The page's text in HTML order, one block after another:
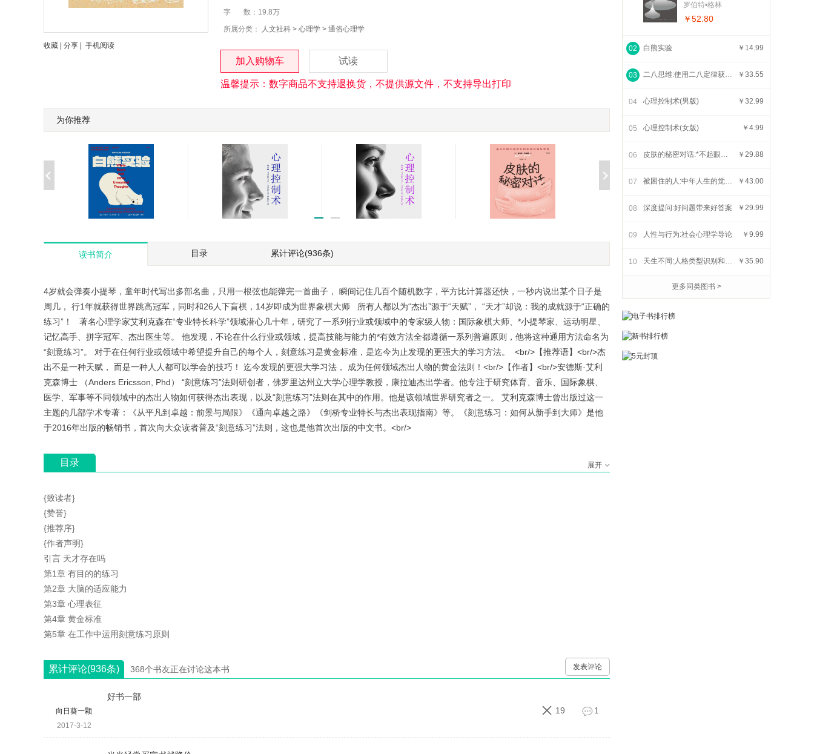
收藏 分享 手机阅读
字 数：19.8万
所属分类：
人文社科 > 心理学 > 通俗心理学
加入购物车 试读
温馨提示：数字商品不支持退换货，不提供源文件，不支持导出打印
为你推荐
白熊实验
的感官如何影响健康与幸
醒与重启
案
读书简介 目录 累计评论(936条)
4岁就会弹奏小提琴，童年时代写出多部名曲，只用一根弦也能弹完一首曲子， 瞬间记住几百个随机数字，平方比计算器还快，一秒内说出某个日子是
周几， 行1年就获得世界跳高冠军，同时和26人下盲棋，14岁即成为世界象棋大师 所有人都以为“杰出”源于“天赋”， “天才”却说：我的成就源于“正确的
练习”！ 著名心理学家艾利克森在“专业特长科学”领域潜心几十年，研究了一系列行业或领域中的专家级人物：国际象棋大师、*小提琴家、运动明星、
记忆高手、拼字冠军、杰出医生等。 他发现，不论在什么行业或领域，提高技能与能力的*有效方法全都遵循一系列普遍原则，他将这种通用方法命名为
“刻意练习”。 对于在任何行业或领域中希望提升自己的每个人，刻意练习是黄金标准，是迄今为止发现的更强大的学习方法。 <br/>【推荐语】<br/>杰
出不是一种天赋， 而是一种人人都可以学会的技巧！ 迄今发现的更强大学习法， 成为任何领域杰出人物的黄金法则！<br/>【作者】<br/>安德斯·艾利
克森博士 （Anders Ericsson, Phd） “刻意练习”法则研创者，佛罗里达州立大学心理学教授，康拉迪杰出学者。他专注于研究体育、音乐、国际象棋、
医学、军事等不同领域中的杰出人物如何获得杰出表现，以及“刻意练习”法则在其中的作用。他是该领域世界研究者之一。 艾利克森博士曾出版过这一
主题的几部学术专著：《从平凡到卓越：前景与局限》《通向卓越之路》《剑桥专业特长与杰出表现指南》等。《刻意练习：如何从新手到大师》是他
于2016年出版的畅销书，首次向大众读者普及“刻意练习”法则，这也是他首次出版的中文书。<br/>
目录 展开
{致读者}
{赞誉}
{推荐序}
{作者声明}
引言 天才存在吗
第1章 有目的的练习
第2章 大脑的适应能力
第3章 心理表征
第4章 黄金标准
第5章 在工作中运用刻意练习原则
累计评论(936条) 368个书友正在讨论这本书 发表评论
向日葵一颗
2017-3-12
好书一部
19
1
罗伯特•格林
￥52.80
02 白熊实验 ￥14.99
03 二八思维:使用二八定律获得更快乐、更健康、更成功生活的每日指南 ￥33.55
04 心理控制术(男版) ￥32.99
05 心理控制术(女版) ￥4.99
06 皮肤的秘密对话:*不起眼的感官如何影响健康与幸福 ￥29.88
07 被困住的人:中年人生的觉醒与重启 ￥43.00
08 深度提问:好问题带来好答案 ￥29.99
09 人性与行为:社会心理学导论 ￥9.99
10 天生不同:人格类型识别和潜能开发 ￥35.90
更多同类图书 >